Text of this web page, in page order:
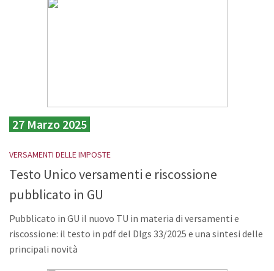
27 Marzo 2025
VERSAMENTI DELLE IMPOSTE
Testo Unico versamenti e riscossione
pubblicato in GU
Pubblicato in GU il nuovo TU in materia di versamenti e
riscossione: il testo in pdf del Dlgs 33/2025 e una sintesi delle
principali novità